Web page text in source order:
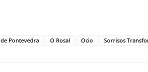
Pontevedra O Rosal Ocio Sorrisos